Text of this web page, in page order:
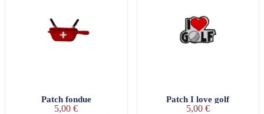
Patch fondue
5,00 €
Patch I love golf
5,00 €